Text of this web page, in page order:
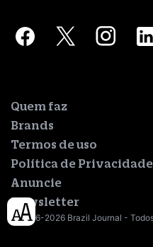
Quem faz
Brands
Termos de uso
Política de Privacidade
Anuncie
Newsletter
© 2016-2026 Brazil Journal -